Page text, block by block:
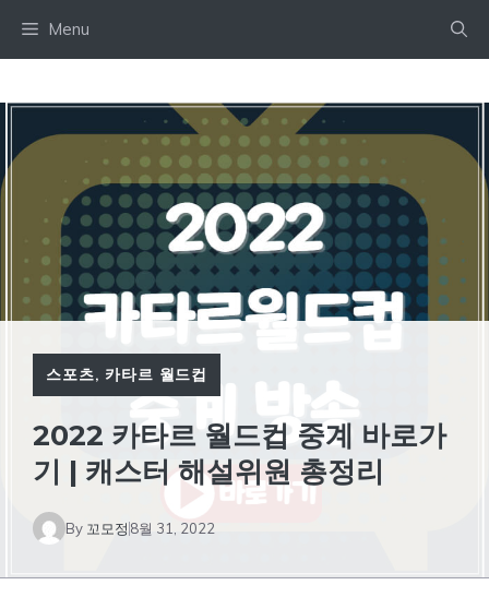
Menu
스포츠, 카타르 월드컵
2022 카타르 월드컵 중계 바로가
기 | 캐스터 해설위원 총정리
By 꼬모정 8월 31, 2022